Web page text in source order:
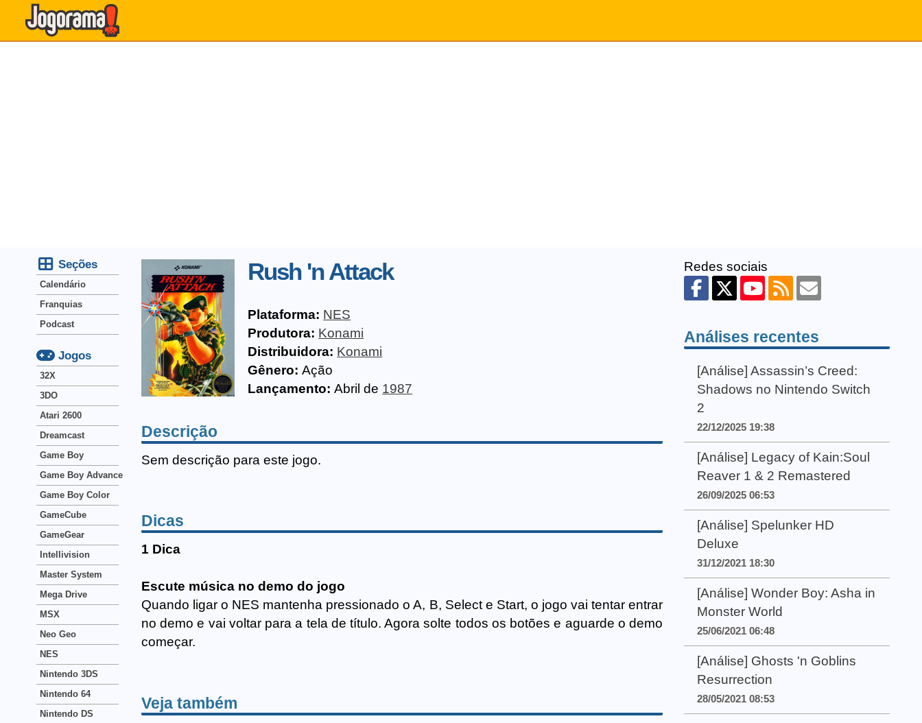
Rush 'n Attack
Plataforma: NES
Produtora: Konami
Distribuidora: Konami
Gênero: Ação
Lançamento: Abril de 1987
Descrição
Sem descrição para este jogo.
Dicas
1 Dica
Escute música no demo do jogo
Quando ligar o NES mantenha pressionado o A, B, Select e Start, o jogo vai tentar entrar
no demo e vai voltar para a tela de título. Agora solte todos os botões e aguarde o demo
começar.
Veja também
Seções
Calendário
Franquias
Podcast
Jogos
32X
3DO
Atari 2600
Dreamcast
Game Boy
Game Boy Advance
Game Boy Color
GameCube
GameGear
Intellivision
Master System
Mega Drive
MSX
Neo Geo
NES
Nintendo 3DS
Nintendo 64
Nintendo DS
Redes sociais
Análises recentes
[Análise] Assassin’s Creed:
Shadows no Nintendo Switch
2
22/12/2025 19:38
[Análise] Legacy of Kain:Soul
Reaver 1 & 2 Remastered
26/09/2025 06:53
[Análise] Spelunker HD
Deluxe
31/12/2021 18:30
[Análise] Wonder Boy: Asha in
Monster World
25/06/2021 06:48
[Análise] Ghosts 'n Goblins
Resurrection
28/05/2021 08:53